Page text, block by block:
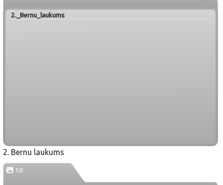
2._Bernu_laukums
2. Bernu laukums
10